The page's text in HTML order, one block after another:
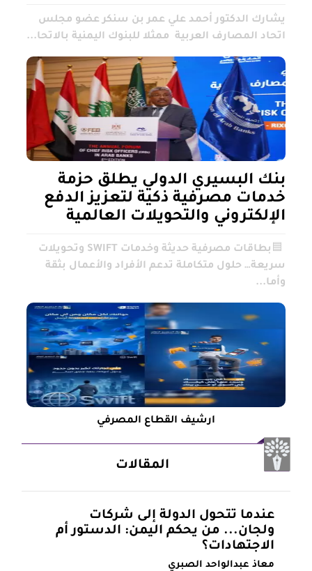
يشارك الدكتور أحمد علي عمر بن سنكر عضو مجلس
اتحاد المصارف العربية ممثلا للبنوك اليمنية بالاتحا...
بنك البسيري الدولي يطلق حزمة
خدمات مصرفية ذكية لتعزيز الدفع
الإلكتروني والتحويلات العالمية
🟦بطاقات مصرفية حديثة وخدمات SWIFT وتحويلات
سريعة… حلول متكاملة تدعم الأفراد والأعمال بثقة
وأما...
ارشيف القطاع المصرفي
المقالات
عندما تتحول الدولة إلى شركات
ولجان... من يحكم اليمن: الدستور أم
الاجتهادات؟
معاذ عبدالواحد الصبري